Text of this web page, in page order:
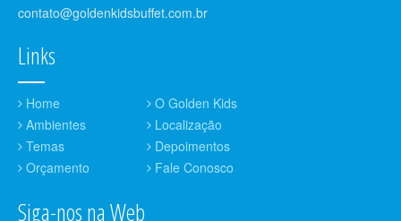
contato@goldenkidsbuffet.com.br
Links
Home
O Golden Kids
Ambientes
Localização
Temas
Depoimentos
Orçamento
Fale Conosco
Siga-nos na Web